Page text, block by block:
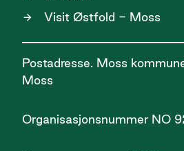
Visit Østfold - Moss
Postadresse. Moss
Moss
Organisasjonsnummer NO